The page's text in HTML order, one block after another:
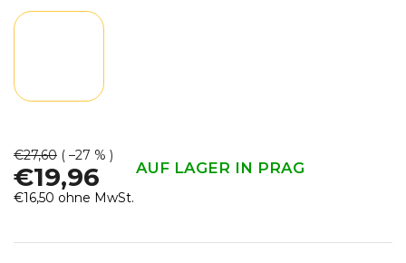
€27,60 ( –27 % )
€19,96 AUF LAGER IN PRAG
€16,50 ohne MwSt.